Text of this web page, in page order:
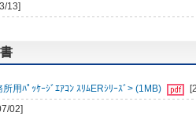
13]
用ﾊﾟｯｹｰｼﾞｴｱｺﾝ ｽﾘﾑERｼﾘｰｽﾞ> (1MB)
02]